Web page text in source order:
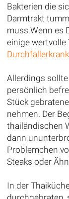
Bakterien die
Darmtrakt
muss.Wenn es
einige wertvolle
Allerdings
persönlich
Stück
nehmen. Der
thailändischen
dann
Problemchen
Steaks oder
In der